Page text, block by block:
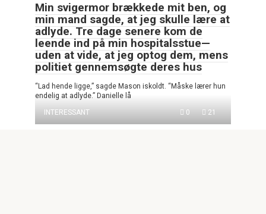
Min svigermor brækkede mit ben, og
min mand sagde, at jeg skulle lære at
adlyde. Tre dage senere kom de
leende ind på min hospitalsstue—
uden at vide, at jeg optog dem, mens
politiet gennemsøgte deres hus
“Lad hende ligge,” sagde Mason iskoldt. “Måske lærer hun
endelig at adlyde.” Danielle lå
INTERESSANT
0 21